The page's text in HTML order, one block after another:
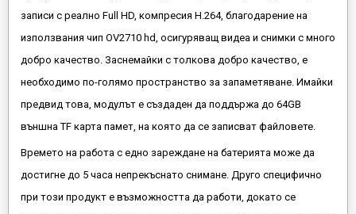
записи с реално Full HD, компресия H.264, благодарение на
използвания чип OV2710 hd, осигуряващ видеа и снимки с много
добро качество. Заснемайки с толкова добро качество, е
необходимо по-голямо пространство за запаметяване. Имайки
предвид това, модулът е създаден да поддържа до 64GB
външна TF карта памет, на която да се записват файловете.
Времето на работа с едно зареждане на батерията може да
достигне до 5 часа непрекъснато снимане. Друго специфично
при този продукт е възможността да работи, докато се